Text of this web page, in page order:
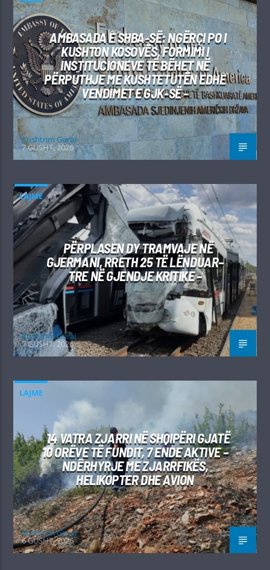
AMBASADA E SHBA-SË: NGËRÇI PO I
KUSHTON KOSOVËS, FORMIMI I
INSTITUCIONEVE TË BËHET NË
PËRPUTHJE ME KUSHTETUTËN EDHE
VENDIMET E GJK-SË –
Kushtrim Guraj
7 GUSHT, 2026
LAJME
PËRPLASEN DY TRAMVAJE NË
GJERMANI, RRETH 25 TË LËNDUAR–
TRE NË GJENDJE KRITIKE –
Kushtrim Guraj
7 GUSHT, 2026
LAJME
14 VATRA ZJARRI NË SHQIPËRI GJATË
10 ORËVE TË FUNDIT, 7 ENDE AKTIVE –
NDËRHYRJE ME ZJARRFIKËS,
HELIKOPTER DHE AVION
Kushtrim Guraj
6 GUSHT, 2026